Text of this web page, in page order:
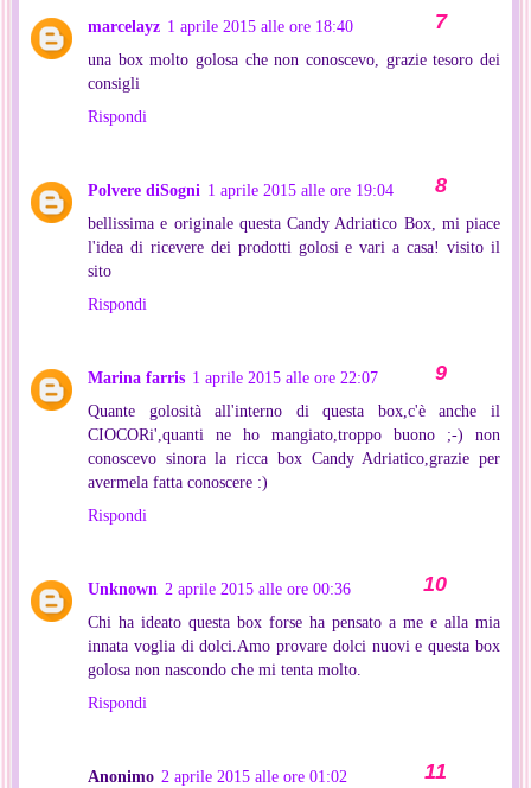
marcelayz 1 aprile 2015 alle ore 18:40
una box molto golosa che non conoscevo, grazie tesoro dei
consigli
Rispondi
Polvere diSogni 1 aprile 2015 alle ore 19:04
bellissima e originale questa Candy Adriatico Box, mi piace
l'idea di ricevere dei prodotti golosi e vari a casa! visito il
sito
Rispondi
Marina farris 1 aprile 2015 alle ore 22:07
Quante golosità all'interno di questa box,c'è anche il
CIOCORi',quanti ne ho mangiato,troppo buono ;-) non
conoscevo sinora la ricca box Candy Adriatico,grazie per
avermela fatta conoscere :)
Rispondi
Unknown 2 aprile 2015 alle ore 00:36
Chi ha ideato questa box forse ha pensato a me e alla mia
innata voglia di dolci.Amo provare dolci nuovi e questa box
golosa non nascondo che mi tenta molto.
Rispondi
Anonimo 2 aprile 2015 alle ore 01:02